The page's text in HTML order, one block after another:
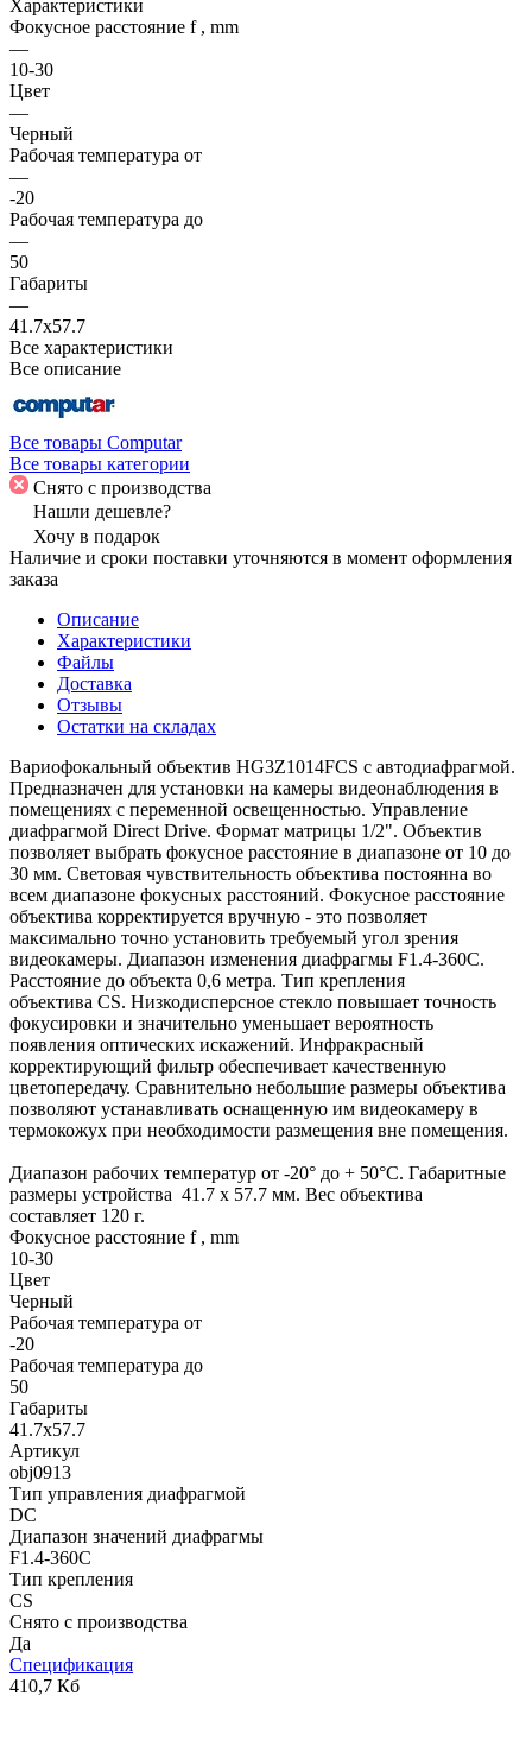
Характеристики
Фокусное расстояние f , mm
—
10-30
Цвет
—
Черный
Рабочая температура от
—
-20
Рабочая температура до
—
50
Габариты
—
41.7х57.7
Все характеристики
Все описание
Все товары Computar
Все товары категории
Снято с производства
Нашли дешевле?
Хочу в подарок
Наличие и сроки поставки уточняются в момент оформления
заказа
Описание
Характеристики
Файлы
Доставка
Отзывы
Остатки на складах
Вариофокальный объектив HG3Z1014FCS с автодиафрагмой.
Предназначен для установки на камеры видеонаблюдения в
помещениях с переменной освещенностью. Управление
диафрагмой Direct Drive. Формат матрицы 1/2". Объектив
позволяет выбрать фокусное расстояние в диапазоне от 10 до
30 мм. Световая чувствительность объектива постоянна во
всем диапазоне фокусных расстояний. Фокусное расстояние
объектива корректируется вручную - это позволяет
максимально точно установить требуемый угол зрения
видеокамеры. Диапазон изменения диафрагмы F1.4-360C.
Расстояние до объекта 0,6 метра. Тип крепления
объектива CS. Низкодисперсное стекло повышает точность
фокусировки и значительно уменьшает вероятность
появления оптических искажений. Инфракрасный
корректирующий фильтр обеспечивает качественную
цветопередачу. Сравнительно небольшие размеры объектива
позволяют устанавливать оснащенную им видеокамеру в
термокожух при необходимости размещения вне помещения.
Диапазон рабочих температур от -20° до + 50°C. Габаритные
размеры устройства 41.7 х 57.7 мм. Вес объектива
составляет 120 г.
Фокусное расстояние f , mm
10-30
Цвет
Черный
Рабочая температура от
-20
Рабочая температура до
50
Габариты
41.7х57.7
Артикул
obj0913
Тип управления диафрагмой
DC
Диапазон значений диафрагмы
F1.4-360C
Тип крепления
CS
Снято с производства
Да
Спецификация
410,7 Кб